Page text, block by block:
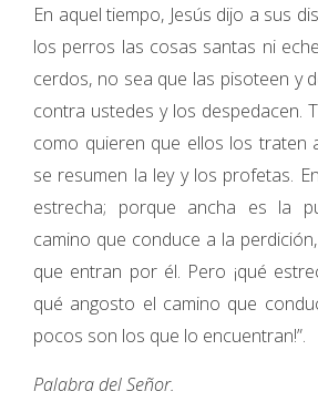
En aquel tiempo, Jesús dijo a sus
los perros las cosas santas ni
cerdos, no sea que las pisoteen y
contra ustedes y los despedacen.
como quieren que ellos los traten
se resumen la ley y los profetas.
estrecha; porque ancha es la
camino que conduce a la
que entran por él. Pero ¡qué
qué angosto el camino que
pocos son los que lo encuentran!”.
Palabra del Señor.